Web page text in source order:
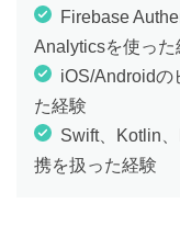
Firebase
Analyticsを使った
iOS/Androidの
た経験
Swift、Kotlin
携を扱った経験